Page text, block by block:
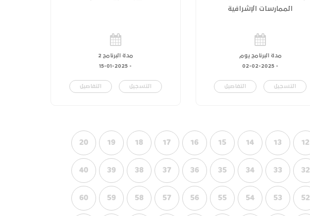
الممارسات الإشرافية
مدة البرنامج يوم
-
02-02-2025
التسجيل التفاصيل
مدة البرنامج 2
-
15-01-2025
التسجيل التفاصيل
12
13
14
15
16
17
18
19
20
32
33
34
35
36
37
38
39
40
52
53
54
55
56
57
58
59
60